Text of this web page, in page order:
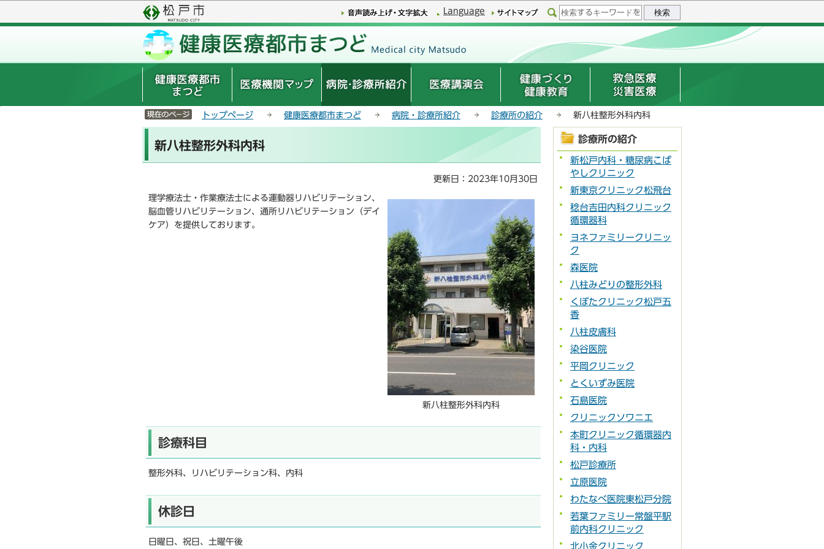
ジ
ニ
このページの本文へ移動Language
サイトメニューここまで
トップページ 健康医療都市まつど 病院・診療所紹介 診療所の紹介 新八柱整形外科内科
こ
ら
新八柱整形外科内科
更新日：2023年10月30日
新八柱整形外科内科
理学療法士・作業療法士による運動器リハビリテーション、
脳血管リハビリテーション、通所リハビリテーション（デイ
ケア）を提供しております。
診療科目
整形外科、リハビリテーション科、内科
休診日
日曜日、祝日、土曜午後
診療所の紹介
新松戸内科・糖尿病こば
やしクリニック
新東京クリニック松飛台
稔台吉田内科クリニック
循環器科
ヨネファミリークリニッ
ク
森医院
八柱みどりの整形外科
くぼたクリニック松戸五
香
八柱皮膚科
染谷医院
平岡クリニック
とくいずみ医院
石島医院
クリニックソワニエ
本町クリニック循環器内
科・内科
松戸診療所
立原医院
わたなべ医院東松戸分院
若葉ファミリー常盤平駅
前内科クリニック
北小金クリニック